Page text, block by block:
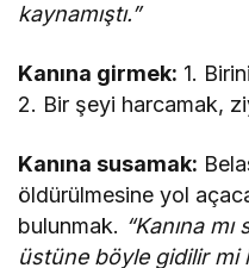
kaynamıştı.”
Kanına girmek: 1.
2. Bir şeyi harcamak,
Kanına susamak:
öldürülmesine yol
bulunmak. “Kanına
üstüne böyle gidilir mi